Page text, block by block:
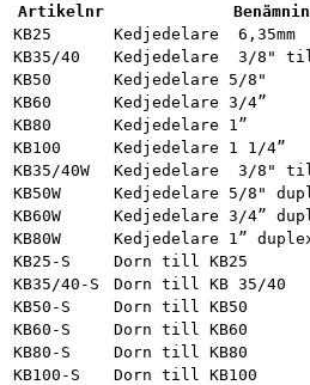
Artikelnr
KB25
Kedjedelare  6,35mm
KB35/40
Kedjedelare  3/8"
KB50
Kedjedelare 5/8"
KB60
Kedjedelare 3/4”
KB80
Kedjedelare 1”
KB100
Kedjedelare 1 1/4”
KB35/40W
Kedjedelare  3/8"
KB50W
Kedjedelare 5/8"
KB60W
Kedjedelare 3/4”
KB80W
Kedjedelare 1”
KB25-S
Dorn till KB25
KB35/40-S
Dorn till KB 35/40
KB50-S
Dorn till KB50
KB60-S
Dorn till KB60
KB80-S
Dorn till KB80
KB100-S
Dorn till KB100